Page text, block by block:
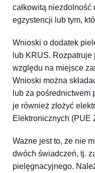
całkowitą
egzystencji lub tym,
Wnioski o dodatek
lub KRUS.
względu na miejsce
Wnioski można
lub za pośrednictwem
je również złożyć
Elektronicznych (PUE
Ważne jest to, że nie
dwóch świadczeń, tj.
pielęgnacyjnego.